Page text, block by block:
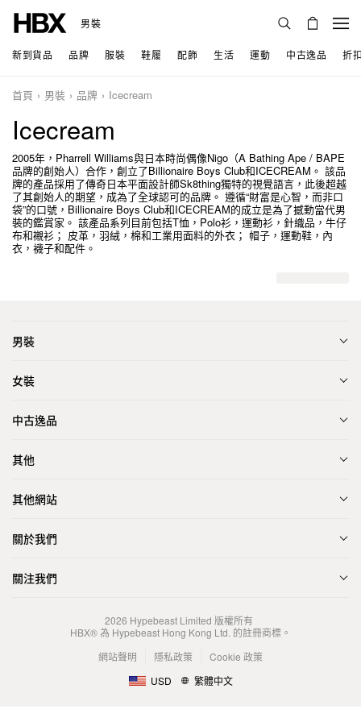
男裝
新到貨品 品牌 服裝 鞋履 配飾 生活 運動 中古逸品 折
首頁 男裝 品牌 Icecream
Icecream
2005年，Pharrell Williams與日本時尚偶像Nigo（A Bathing Ape / BAPE
品牌的創始人）合作，創立了Billionaire Boys Club和ICECREAM。 該品
牌的產品採用了傳奇日本平面設計師Sk8thing獨特的視覺語言，此後超越
了其創始人的期望，成為了全球認可的品牌。 遵循“財富是心智，而非口
袋”的口號，Billionaire Boys Club和ICECREAM的成立是為了撼動當代男
裝的鑑賞家。 該產品系列目前包括T恤，Polo衫，運動衫，針織品，牛仔
布和襯衫； 皮革，羽絨，棉和工業用面料的外衣； 帽子，運動鞋，內
衣，襪子和配件。
男裝
女裝
中古逸品
其他
其他網站
關於我們
關注我們
2026 Hypebeast Limited 版權所有
HBX® 為 Hypebeast Hong Kong Ltd. 的註冊商標。
網站聲明
隱私政策
Cookie 政策
USD
繁體中文